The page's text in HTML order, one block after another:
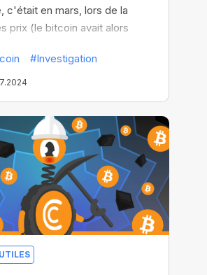
c'était en mars, lors de la
prix (le bitcoin avait alors
de l'avenir du BTC ? À quoi
d'ici la fin de l'année
#Investigation